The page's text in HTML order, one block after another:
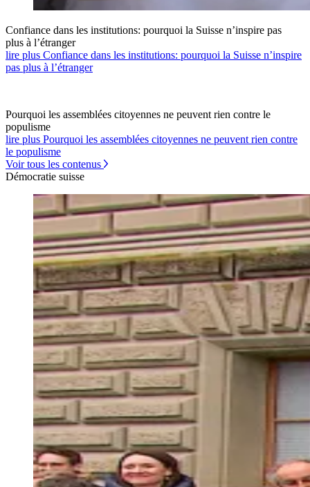
Confiance dans les institutions: pourquoi la Suisse n’inspire pas
plus à l’étranger
lire plus Confiance dans les institutions: pourquoi la Suisse n’inspire
pas plus à l’étranger
Pourquoi les assemblées citoyennes ne peuvent rien contre le
populisme
lire plus Pourquoi les assemblées citoyennes ne peuvent rien contre
le populisme
Voir tous les contenus
Démocratie suisse